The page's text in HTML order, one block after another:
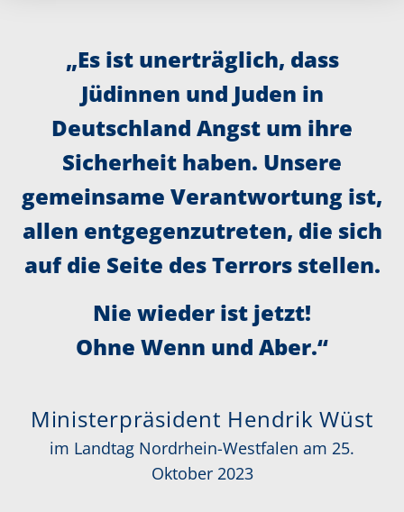
„Es ist unerträglich, dass
Jüdinnen und Juden in
Deutschland Angst um ihre
Sicherheit haben. Unsere
gemeinsame Verantwortung ist,
allen entgegenzutreten, die sich
auf die Seite des Terrors stellen.
Nie wieder ist jetzt!
Ohne Wenn und Aber.“
Ministerpräsident Hendrik Wüst
im Landtag Nordrhein-Westfalen am 25.
Oktober 2023